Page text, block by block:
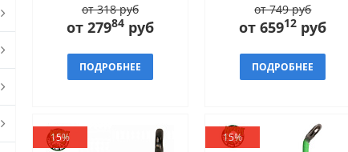
от 318 руб
от 27984руб
ПОДРОБНЕЕ
от 749 руб
от 65912 руб
ПОДРОБНЕЕ
15% 15%